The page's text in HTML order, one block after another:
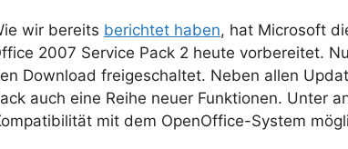
wir bereits berichtet haben, hat Microsoft
2007 Service Pack 2 heute vorbereitet.
Download freigeschaltet. Neben allen
auch eine Reihe neuer Funktionen. Unter
mit dem OpenOffice-System